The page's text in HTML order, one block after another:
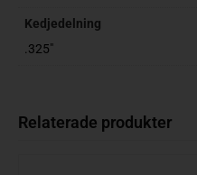
Kedjedelning
.325"
Relaterade produkter